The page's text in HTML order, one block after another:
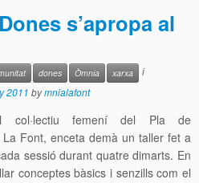
s’apropa al
dones Òmnia xarxa
i
2011 bymnialafont
femení del Pla de
Font, enceta demà un taller fet a
sessió durant quatre dimarts. En
conceptes bàsics i senzills com el